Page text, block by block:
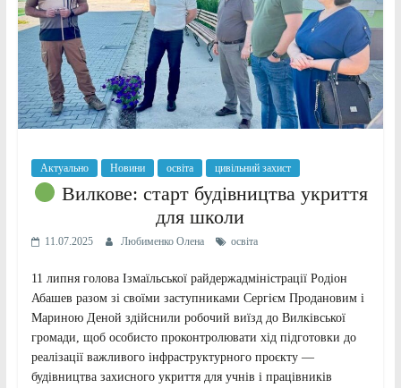
Актуально Новини освіта цивільний захист
Вилкове: старт будівництва укриття
для школи
11.07.2025 Любименко Олена освіта
11 липня голова Ізмаїльської райдержадміністрації Родіон
Абашев разом зі своїми заступниками Сергієм Продановим і
Мариною Деной здійснили робочий виїзд до Вилківської
громади, щоб особисто проконтролювати хід підготовки до
реалізації важливого інфраструктурного проєкту —
будівництва захисного укриття для учнів і працівників